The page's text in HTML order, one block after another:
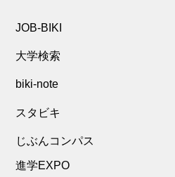
JOB-BIKI
大学検索
biki-note
スタビキ
じぶんコンパス
進学EXPO